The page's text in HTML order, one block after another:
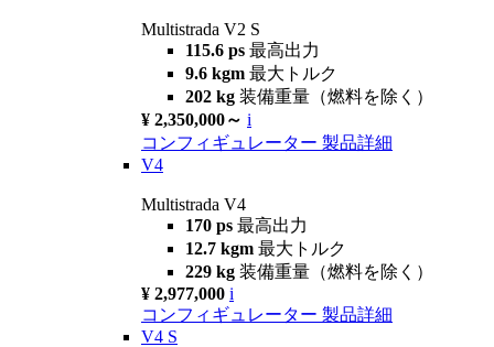
Multistrada V2 S
115.6 ps 最高出力
9.6 kgm 最大トルク
202 kg 装備重量（燃料を除く）
¥ 2,350,000～ i
コンフィギュレーター 製品詳細
V4
Multistrada V4
170 ps 最高出力
12.7 kgm 最大トルク
229 kg 装備重量（燃料を除く）
¥ 2,977,000 i
コンフィギュレーター 製品詳細
V4 S